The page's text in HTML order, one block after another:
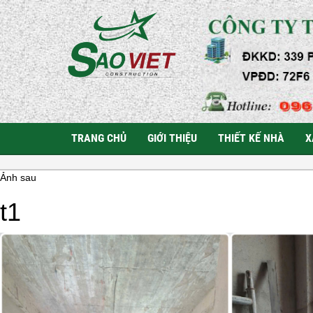
TRANG CHỦ GIỚI THIỆU THIẾT KẾ NHÀ
Ảnh sau
t1